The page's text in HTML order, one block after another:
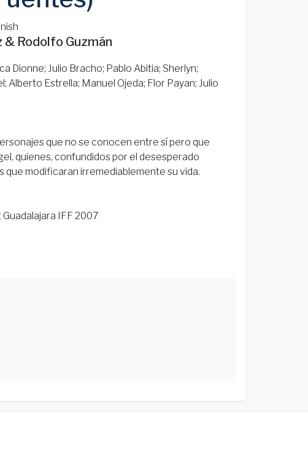
Rodolfo Guzmán
Dionne; Julio Bracho; Pablo Abitia; Sherlyn;
Estrella; Manuel Ojeda; Flor Payan; Julio
que no se conocen entre sí pero que
quienes, confundidos por el desesperado
que modificaran irremediablemente su vida.
IFF 2007